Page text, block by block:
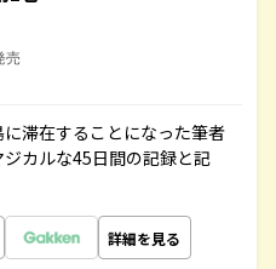
売
滞在することになった筆者
カルな45日間の記録と記
詳細を見る